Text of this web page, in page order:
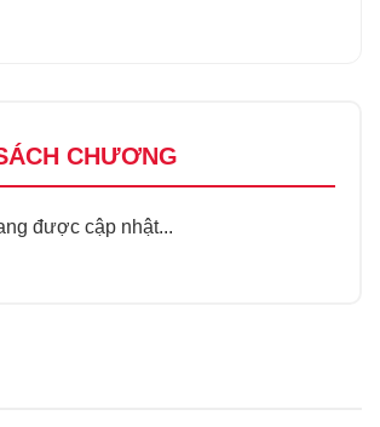
CHƯƠNG
được cập nhật...